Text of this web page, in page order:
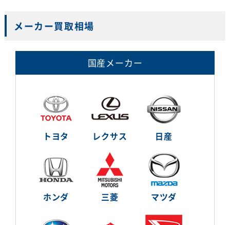
メーカー買取相場
国産メーカー
トヨタ レクサス 日産
ホンダ 三菱 マツダ